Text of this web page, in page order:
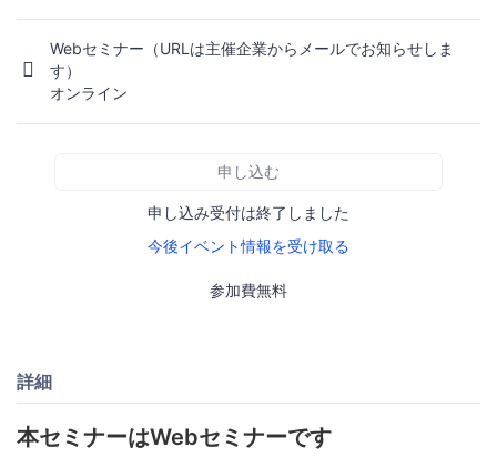
Webセミナー（URLは主催企業からメールでお知らせしま
す）
オンライン
申し込む
申し込み受付は終了しました
今後イベント情報を受け取る
参加費無料
詳細
本セミナーはWebセミナーです